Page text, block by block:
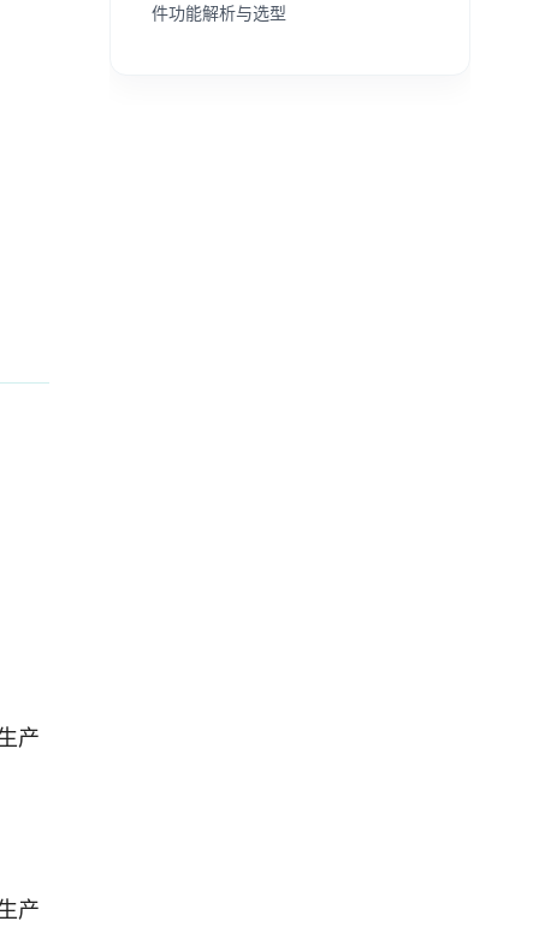
产
产
件功能解析与选型